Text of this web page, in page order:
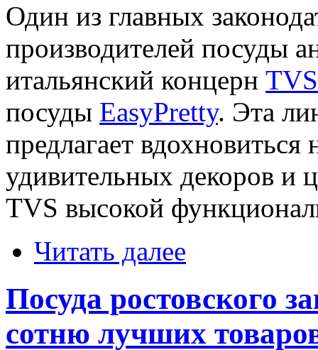
Один из главных
производителей посуды
итальянский концерн TVS
посуды EasyPretty. Эта
предлагает вдохновиться
удивительных декоров и
TVS высокой
Читать далее
Посуда ростовского
сотню лучших